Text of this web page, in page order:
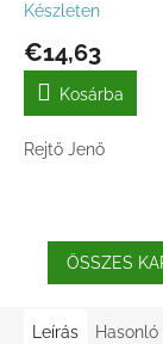
Készleten
€14,63
Kosárba
Rejtő Jenő
ÖSSZES
Leírás Hasonló